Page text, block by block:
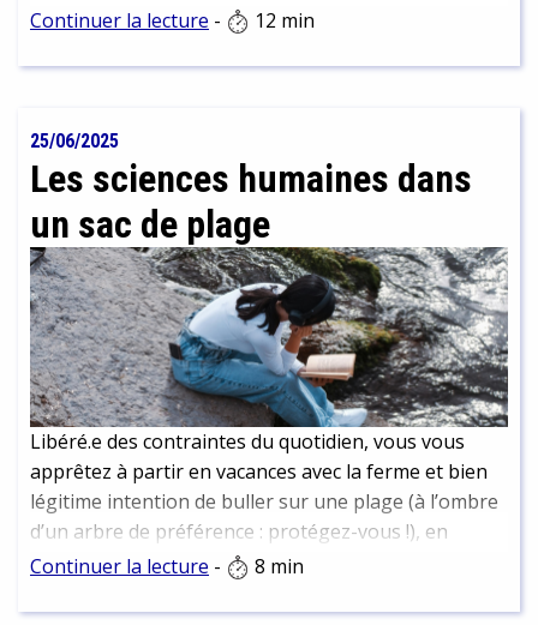
Dépôt légal de mettre un coup de projecteur sur
conserve une partie des collections. Visites,
reconstituer son histoire et d’en faire un portrait
vivant que nous vous livrons ici.
Continuer la lecture - 12 min
25/06/2025
Les sciences humaines dans
un sac de plage
Libéré.e des contraintes du quotidien, vous vous
apprêtez à partir en vacances avec la ferme et bien
légitime intention de buller sur une plage (à l’ombre
d’un arbre de préférence : protégez-vous !), en
dégainant un roman bien dépaysant… Et si la période
Continuer la lecture - 8 min